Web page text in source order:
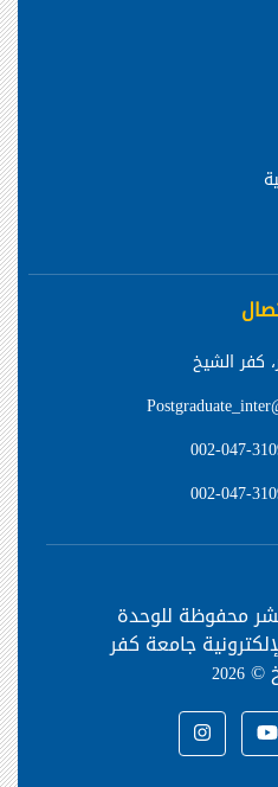
كفر الشيخ
محفوظة للوحدة
جامعة كفر
©
2026